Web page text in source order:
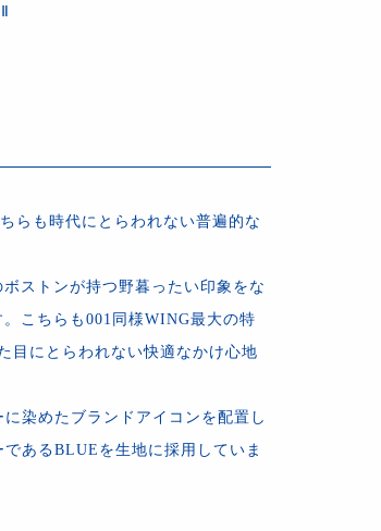
らも時代にとらわれない普遍的な
ストンが持つ野暮ったい印象をな
こちらも001同様WING最大の特
目にとらわれない快適なかけ心地
染めたブランドアイコンを配置し
あるBLUEを生地に採用していま